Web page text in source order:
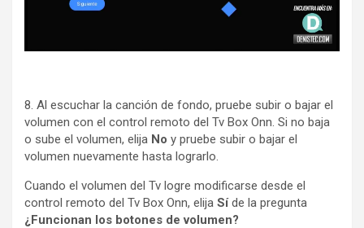
8. Al escuchar la canción de fondo, pruebe subir o bajar el
volumen con el control remoto del Tv Box Onn. Si no baja
o sube el volumen, elija No y pruebe subir o bajar el
volumen nuevamente hasta lograrlo.
Cuando el volumen del Tv logre modificarse desde el
control remoto del Tv Box Onn, elija Síde la pregunta
¿Funcionan los botones de volumen?